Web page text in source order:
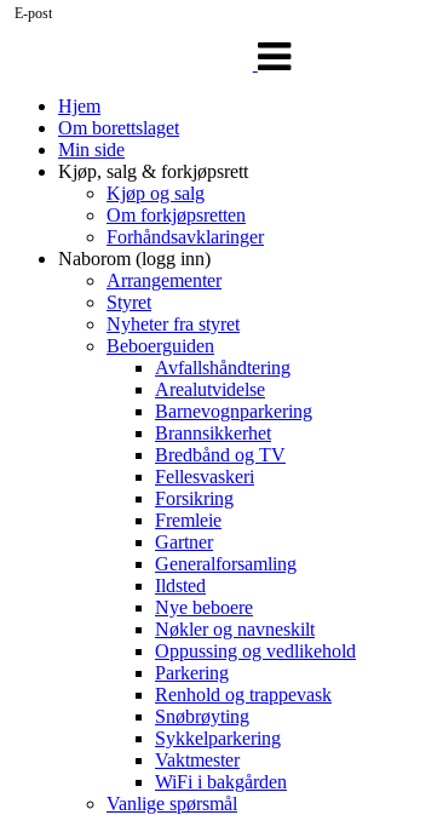
navigasjon
Hjem
Om borettslaget
Min side
Kjøp, salg & forkjøpsrett
Kjøp og salg
Om forkjøpsretten
Forhåndsavklaringer
Naborom (logg inn)
Arrangementer
Styret
Nyheter fra styret
Beboerguiden
Avfallshåndtering
Arealutvidelse
Barnevognparkering
Brannsikkerhet
Bredbånd og TV
Fellesvaskeri
Forsikring
Fremleie
Gartner
Generalforsamling
Ildsted
Nye beboere
Nøkler og navneskilt
Oppussing og vedlikehold
Parkering
Renhold og trappevask
Snøbrøyting
Sykkelparkering
Vaktmester
WiFi i bakgården
Vanlige spørsmål
E-post